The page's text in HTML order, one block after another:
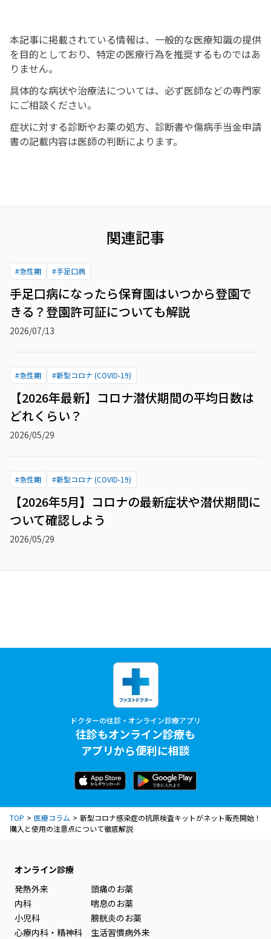
本記事に掲載されている情報は、一般的な医療知識の提供
を目的としており、特定の医療行為を推奨するものではあ
りません。
具体的な病状や治療法については、必ず医師などの専門家
にご相談ください。
症状に対する診断やお薬の処方、診断書や傷病手当金申請
書の記載内容は医師の判断によります。
関連記事
#急性期 #手足口病
手足口病になったら保育園はいつから登園で
きる？登園許可証についても解説
2026/07/13
#急性期 #新型コロナ (COVID-19)
【2026年最新】コロナ潜伏期間の平均日数は
どれくらい？
2026/05/29
#急性期 #新型コロナ (COVID-19)
【2026年5月】コロナの最新症状や潜伏期間に
ついて確認しよう
2026/05/29
ドクターの往診・オンライン診療アプリ
往診もオンライン診療も
アプリから便利に相談
TOP 医療コラム
新型コロナ感染症の抗原検査キットがネット販売開始！
購入と使用の注意点について徹底解説
オンライン診療
発熱外来
内科
小児科
心療内科・精神科
頭痛のお薬
喘息のお薬
膀胱炎のお薬
生活習慣病外来